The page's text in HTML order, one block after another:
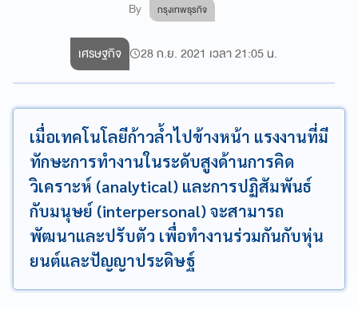
By กรุงเทพธุรกิจ
เศรษฐกิจ 28 ก.ย. 2021 เวลา 21:05 น.
เมื่อเทคโนโลยีก้าวล้ำไปข้างหน้า แรงงานที่มี
ทักษะการทำงานในระดับสูงด้านการคิด
วิเคราะห์ (analytical) และการปฏิสัมพันธ์
กับมนุษย์ (interpersonal) จะสามารถ
พัฒนาและปรับตัว เพื่อทำงานร่วมกันกับหุ่น
ยนต์และปัญญาประดิษฐ์